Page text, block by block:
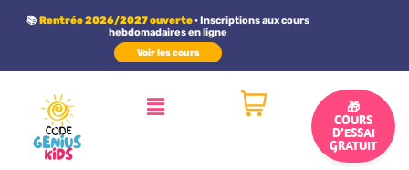
📚Rentrée 2026/2027 ouverte• Inscriptions aux cours
hebdomadaires en ligne
Voir les cours
🎁
COURS
D’ESSAI
GRATUIT
Panneau de gestion des cookies